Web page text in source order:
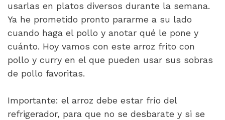
usarlas en platos diversos durante la semana.
Ya he prometido pronto pararme a su lado
cuando haga el pollo y anotar qué le pone y
cuánto. Hoy vamos con este arroz frito con
pollo y curry en el que pueden usar sus sobras
de pollo favoritas.
Importante: el arroz debe estar frío del
refrigerador, para que no se desbarate y si se